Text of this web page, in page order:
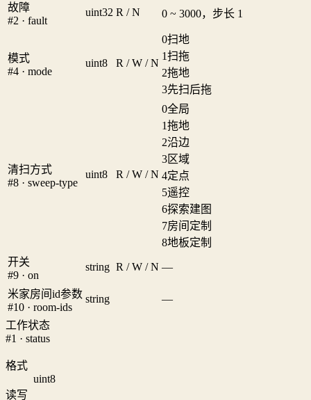
故障
#2 · fault
uint32 R / N 0 ~ 3000，步长 1
模式
#4 · mode
uint8 R / W / N
0扫地
1扫拖
2拖地
3先扫后拖
清扫方式
#8 · sweep-type
uint8 R / W / N
0全局
1拖地
2沿边
3区域
4定点
5遥控
6探索建图
7房间定制
8地板定制
开关
#9 · on
string R / W / N —
米家房间id参数
#10 · room-ids
string —
工作状态
#1 · status
格式
uint8
读写